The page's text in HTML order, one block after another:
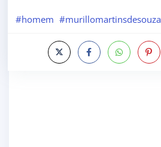
#homem #murillomartinsdesouza